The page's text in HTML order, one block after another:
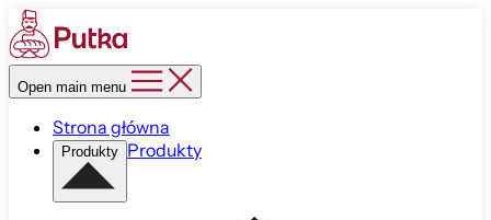
Open main menu
Strona główna
Produkty Produkty